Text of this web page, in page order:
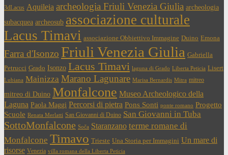
3dLacus Aquileia archeologia Friuli Venezia Giulia archeologia
subacquea archeosub associazione culturale
Lacus Timavi associazione Obbiettivo Immagine Duino Emona
Farra d'Isonzo Friuli Venezia Giulia Gabriella
Petrucci Grado Isonzo Lacus Timavi laguna di Grado Liberta Peticia Lisert
Lubiana Mainizza Marano Lagunare Marisa Bernardis Mitra mitreo
mitreo di Duino Monfalcone Museo Archeologico della
Laguna Paola Maggi Percorsi di pietra Pons Sonti ponte romano Progetto
Scuole Renata Merlatti San Giovanni di Duino San Giovanni in Tuba
SottoMonfalcone Soča Staranzano terme romane di
Monfalcone Timavo Trieste Una Storia per Immagini Un mare di
risorse Venezia villa romana della Liberta Peticia